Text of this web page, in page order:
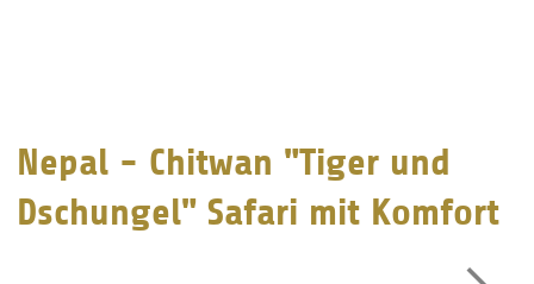
Nepal - Chitwan "Tiger und
Dschungel" Safari mit Komfort